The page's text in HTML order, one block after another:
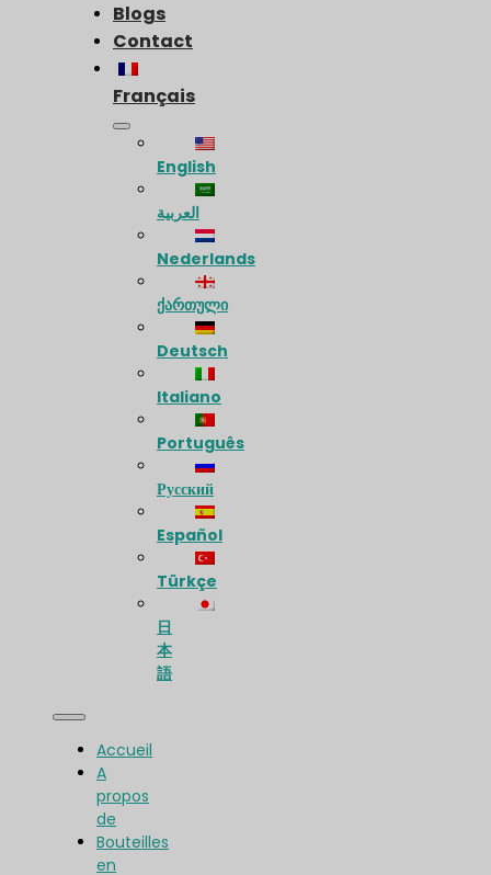
Blogs
Contact
Français
English
العربية
Nederlands
ქართული
Deutsch
Italiano
Português
Русский
Español
Türkçe
日
本
語
Accueil
A
propos
de
Bouteilles
en